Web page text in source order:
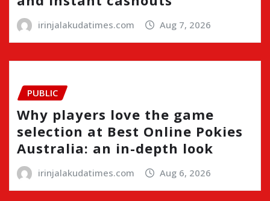
irinjalakudatimes.com Aug 7, 2026
PUBLIC
Why players love the game
selection at Best Online Pokies
Australia: an in-depth look
irinjalakudatimes.com Aug 6, 2026